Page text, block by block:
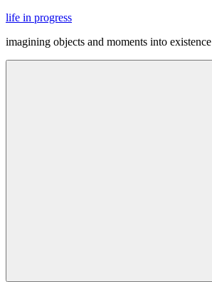
Skip
content
life in progress
imagining objects and moments into existence